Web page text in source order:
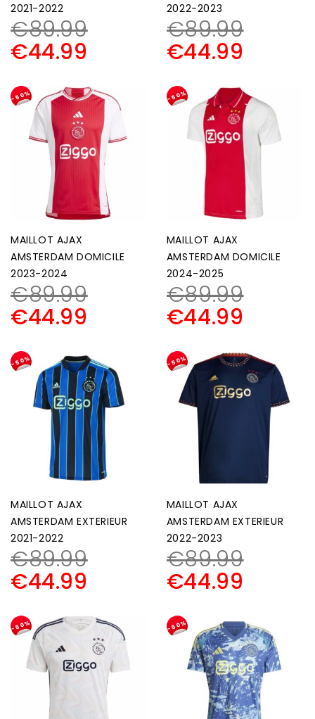
2021-2022
€89.99
€44.99
2022-2023
€89.99
€44.99
-50%
MAILLOT AJAX
AMSTERDAM DOMICILE
2023-2024
€89.99
€44.99
-50%
MAILLOT AJAX
AMSTERDAM DOMICILE
2024-2025
€89.99
€44.99
-50%
MAILLOT AJAX
AMSTERDAM EXTERIEUR
2021-2022
€89.99
€44.99
-50%
MAILLOT AJAX
AMSTERDAM EXTERIEUR
2022-2023
€89.99
€44.99
-50% -50%